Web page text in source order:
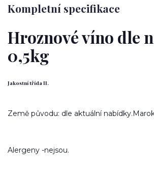
Kompletní specifikace
Hroznové víno dle
0,5kg
Jakostní třída II.
Země původu: dle aktuální
Alergeny -nejsou.